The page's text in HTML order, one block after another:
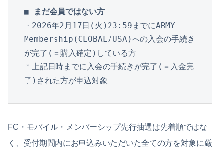
■ まだ会員ではない方
・2026年2月17日(火)23:59までにARMY
Membership(GLOBAL/USA)への入会の手続き
が完了(＝購入確定)している方
＊上記日時までに入会の手続きが完了(＝入金完
了)された方が申込対象
FC・モバイル・メンバーシップ先行抽選は先着順ではな
く、受付期間内にお申込みいただいた全ての方を対象に厳